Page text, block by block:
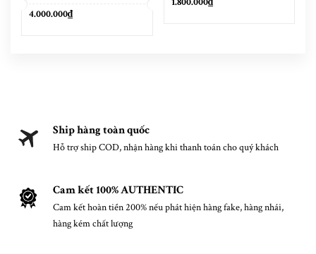
4.000.000₫
Ship hàng toàn quốc
Hỗ trợ ship COD, nhận hàng khi thanh toán cho quý khách
Cam kết 100% AUTHENTIC
Cam kết hoàn tiền 200% nếu phát hiện hàng fake, hàng nhái,
hàng kém chất lượng